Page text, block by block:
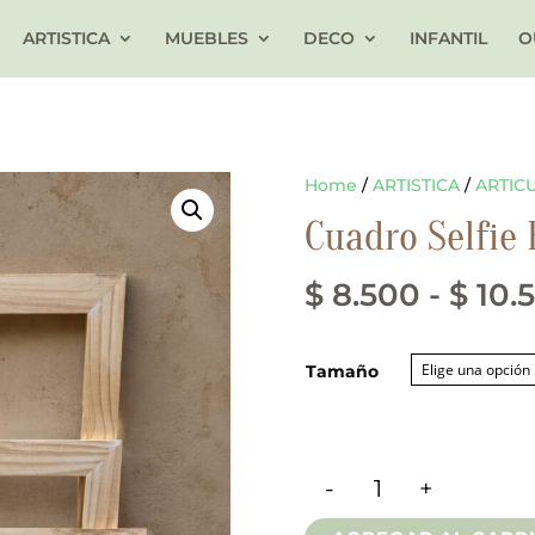
ARTISTICA MUEBLES DECO INFANTIL
Home /ARTISTICA /
Cuadro Selfie
$ 8.500 - $
Tamaño
Cuadro Selfie En
- +